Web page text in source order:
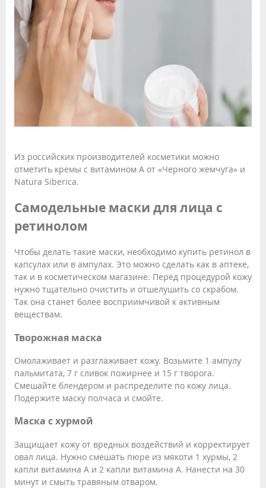
Из российских производителей косметики можно
отметить кремы с витамином А от «Черного жемчуга» и
Natura Siberica.
Самодельные маски для лица с
ретинолом
Чтобы делать такие маски, необходимо купить ретинол в
капсулах или в ампулах. Это можно сделать как в аптеке,
так и в косметическом магазине. Перед процедурой кожу
нужно тщательно очистить и отшелушить со скрабом.
Так она станет более восприимчивой к активным
веществам.
Творожная маска
Омолаживает и разглаживает кожу. Возьмите 1 ампулу
пальмитата, 7 г сливок пожирнее и 15 г творога.
Смешайте блендером и распределите по кожу лица.
Подержите маску полчаса и смойте.
Маска с хурмой
Защищает кожу от вредных воздействий и корректирует
овал лица. Нужно смешать пюре из мякоти 1 хурмы, 2
капли витамина А и 2 капли витамина А. Нанести на 30
минут и смыть травяным отваром.